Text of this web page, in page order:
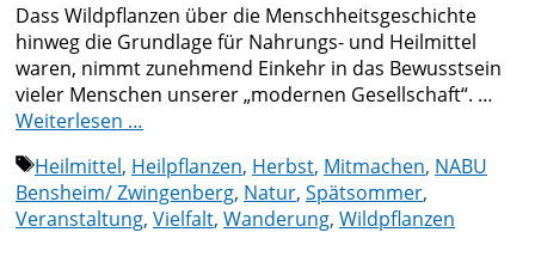
Dass Wildpflanzen über die Menschheitsgeschichte
hinweg die Grundlage für Nahrungs- und Heilmittel
waren, nimmt zunehmend Einkehr in das Bewusstsein
vieler Menschen unserer „modernen Gesellschaft“. …
Weiterlesen …
Schlagwörter
Heilmittel, Heilpflanzen, Herbst, Mitmachen, NABU
Bensheim/ Zwingenberg, Natur, Spätsommer,
Veranstaltung, Vielfalt, Wanderung, Wildpflanzen